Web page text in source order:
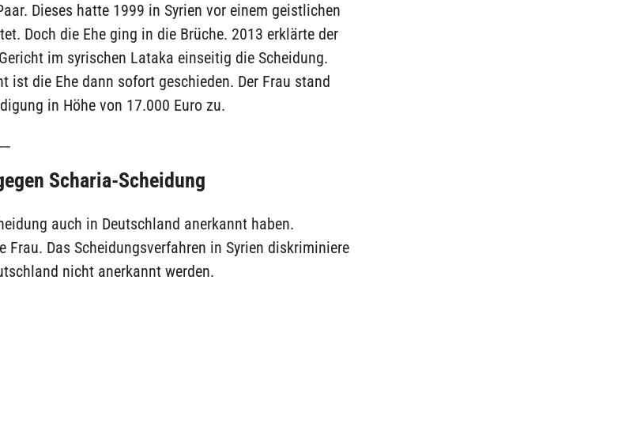
Dieses hatte 1999 in Syrien vor einem geistlichen
Doch die Ehe ging in die Brüche. 2013 erklärte der
im syrischen Lataka einseitig die Scheidung.
ist die Ehe dann sofort geschieden. Der Frau stand
in Höhe von 17.000 Euro zu.
Scharia-Scheidung
auch in Deutschland anerkannt haben.
Frau. Das Scheidungsverfahren in Syrien diskriminiere
nicht anerkannt werden.